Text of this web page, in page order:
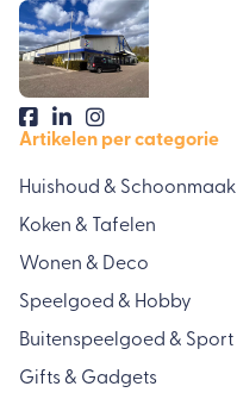
Artikelen per categorie
Huishoud & Schoonmaak
Koken & Tafelen
Wonen & Deco
Speelgoed & Hobby
Buitenspeelgoed & Sport
Gifts & Gadgets